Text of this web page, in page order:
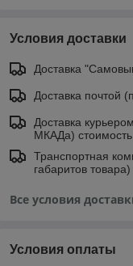
Условия доставки
Доставка
Доставка почтой
Доставка
МКАДа) стоимость
Транспортная
габаритов товара)
Все условия
Условия оплаты